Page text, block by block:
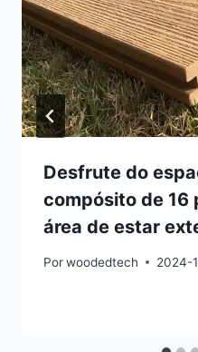
Desfrute do
compósito de 16
área de estar
Porwoodedtech 2024-